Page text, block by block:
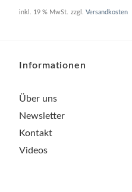
inkl. 19 % MwSt. zzgl.Versandkosten
Informationen
Über uns
Newsletter
Kontakt
Videos